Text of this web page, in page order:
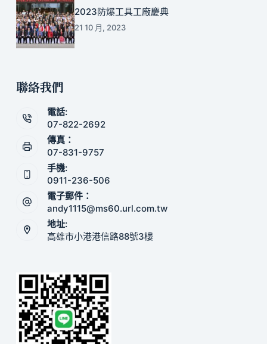
2023防爆工具工廠慶典
21 10 月, 2023
聯絡我們
電話:
07-822-2692
傳真：
07-831-9757
手機:
0911-236-506
電子郵件：
andy1115@ms60.url.com.tw
地址:
高雄市小港港信路88號3樓